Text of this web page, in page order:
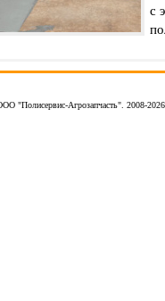
с
"Полисервис-Агрозапчасть". 2008-